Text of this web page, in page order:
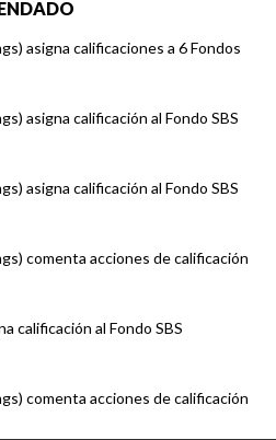
asigna calificaciones a 6 Fondos
asigna calificación al Fondo SBS
asigna calificación al Fondo SBS
comenta acciones de calificación
calificación al Fondo SBS
comenta acciones de calificación